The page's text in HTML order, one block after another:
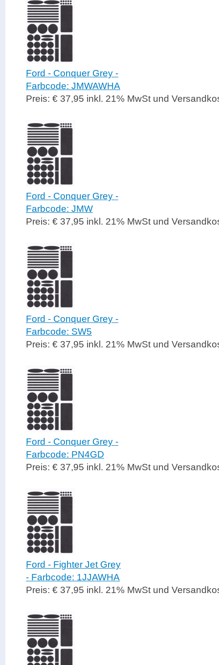
Ford - Conquer Grey -
Farbcode: JMWAWHA
Preis: € 37,95 inkl. 21% MwSt und
Ford - Conquer Grey -
Farbcode: JMW
Preis: € 37,95 inkl. 21% MwSt und
Ford - Conquer Grey -
Farbcode: SW5
Preis: € 37,95 inkl. 21% MwSt und
Ford - Conquer Grey -
Farbcode: PN4GD
Preis: € 37,95 inkl. 21% MwSt und
Ford - Fighter Jet Grey
- Farbcode: 1JJAWHA
Preis: € 37,95 inkl. 21% MwSt und